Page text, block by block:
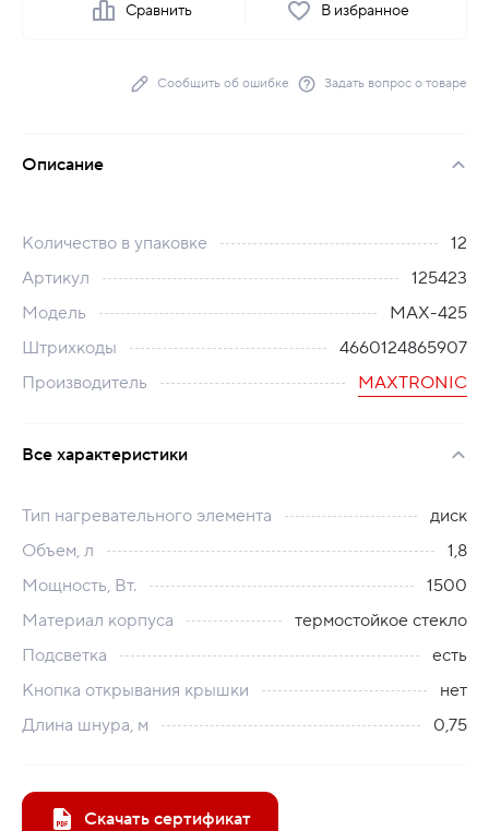
Сравнить В избранное
Сообщить об ошибке Задать вопрос о товаре
Описание
Количество в упаковке
12
Артикул
125423
Модель
MAX-425
Штрихкоды
4660124865907
Производитель
MAXTRONIC
Все характеристики
Тип нагревательного элемента
диск
Объем, л
1,8
Мощность, Вт.
1500
Материал корпуса
термостойкое стекло
Подсветка
есть
Кнопка открывания крышки
нет
Длина шнура, м
0,75
Скачать сертификат